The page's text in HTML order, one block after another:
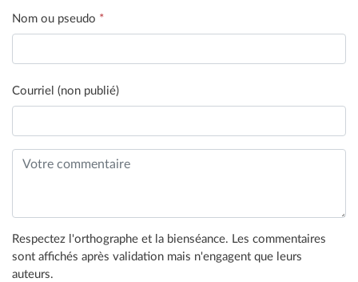
Nom ou pseudo *
Courriel (non publié)
Respectez l'orthographe et la bienséance. Les commentaires
sont affichés après validation mais n'engagent que leurs
auteurs.